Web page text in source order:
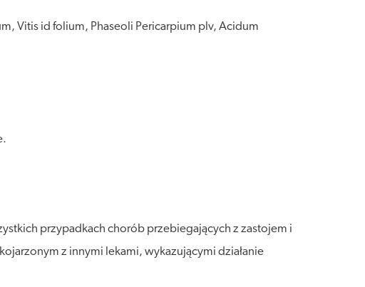
Vitis id folium, Phaseoli Pericarpium plv, Acidum
przypadkach chorób przebiegających z zastojem i
z innymi lekami, wykazującymi działanie